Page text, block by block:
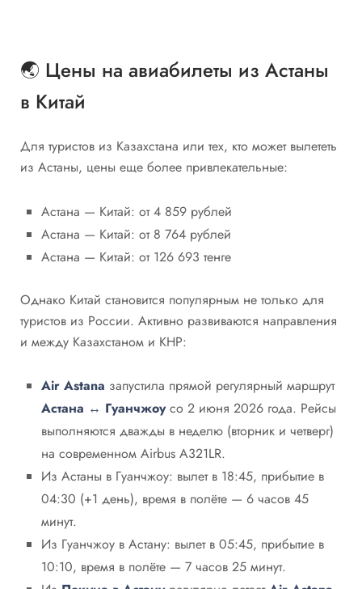
🌏 Цены на авиабилеты из Астаны
в Китай
Для туристов из Казахстана или тех, кто может вылететь
из Астаны, цены еще более привлекательные:
Астана — Китай: от 4 859 рублей
Астана — Китай: от 8 764 рублей
Астана — Китай: от 126 693 тенге
Однако Китай становится популярным не только для
туристов из России. Активно развиваются направления
и между Казахстаном и КНР:
Air Astana запустила прямой регулярный маршрут
Астана ↔ Гуанчжоусо 2 июня 2026 года. Рейсы
выполняются дважды в неделю (вторник и четверг)
на современном Airbus A321LR.
Из Астаны в Гуанчжоу: вылет в 18:45, прибытие в
04:30 (+1 день), время в полёте — 6 часов 45
минут.
Из Гуанчжоу в Астану: вылет в 05:45, прибытие в
10:10, время в полёте — 7 часов 25 минут.